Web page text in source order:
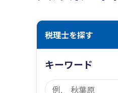
税理士を探す
キーワード